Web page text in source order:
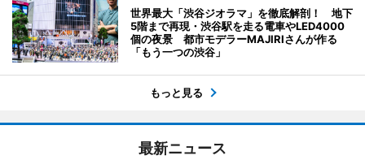
世界最大「渋谷ジオラマ」を徹底解剖！ 地下
5階まで再現・渋谷駅を走る電車やLED4000
個の夜景 都市モデラーMAJIRIさんが作る
「もう一つの渋谷」
もっと見る
最新ニュース